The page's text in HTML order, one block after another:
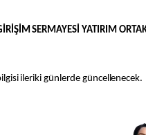
SERMAYESİ YATIRIM
ileriki günlerde güncellenecek.